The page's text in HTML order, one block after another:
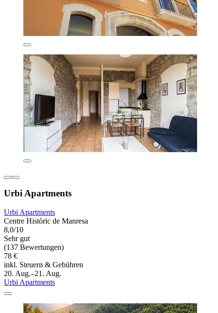
Urbi Apartments
Urbi Apartments
Centre Històric de Manresa
8,0/10
Sehr gut
(137 Bewertungen)
78 €
inkl. Steuern & Gebühren
20. Aug.–21. Aug.
Urbi Apartments